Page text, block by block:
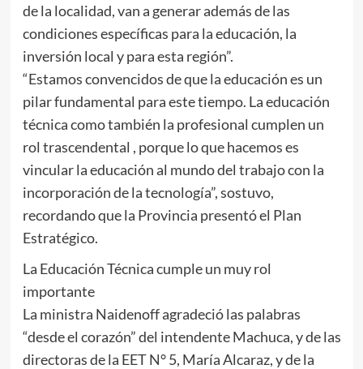
de la localidad, van a generar además de las
condiciones específicas para la educación, la
inversión local y para esta región”.
“Estamos convencidos de que la educación es un
pilar fundamental para este tiempo. La educación
técnica como también la profesional cumplen un
rol trascendental , porque lo que hacemos es
vincular la educación al mundo del trabajo con la
incorporación de la tecnología”, sostuvo,
recordando que la Provincia presentó el Plan
Estratégico.
La Educación Técnica cumple un muy rol
importante
La ministra Naidenoff agradeció las palabras
“desde el corazón” del intendente Machuca, y de las
directoras de la EET N° 5, María Alcaraz, y de la